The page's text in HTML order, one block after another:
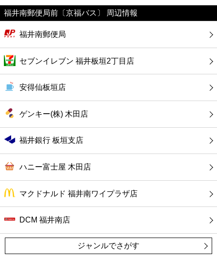
ショッピング
銀行
公共
病院
ホテル
福井南郵便局前〔京福バス〕 周辺情報
福井南郵便局
セブンイレブン 福井板垣2丁目店
安得仙板垣店
ゲンキー(株) 木田店
福井銀行 板垣支店
ハニー富士屋 木田店
マクドナルド 福井南ワイプラザ店
DCM 福井南店
ジャンルでさがす